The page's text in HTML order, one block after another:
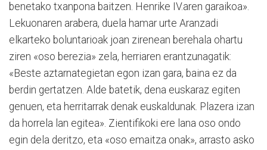
benetako txanpona baitzen. Henrike IV.aren garaikoa».
Lekuonaren arabera, duela hamar urte Aranzadi
elkarteko boluntarioak joan zirenean berehala ohartu
ziren «oso berezia» zela, herriaren erantzunagatik:
«Beste aztarnategietan egon izan gara, baina ez da
berdin gertatzen. Alde batetik, dena euskaraz egiten
genuen, eta herritarrak denak euskaldunak. Plazera izan
da horrela lan egitea». Zientifikoki ere lana oso ondo
egin dela deritzo, eta «oso emaitza onak», arrasto asko